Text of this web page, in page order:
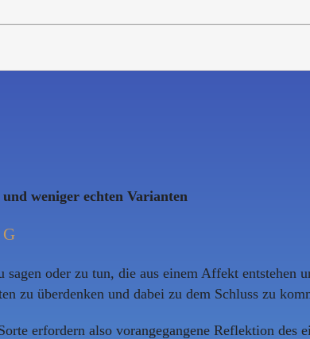
weniger echten Varianten
oder zu tun, die aus einem Affekt
zu überdenken und dabei zu dem Schluss zu
erfordern also vorangegangene Reflektion